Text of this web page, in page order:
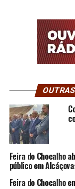
Feira do Chocalho
público em
Feira do Chocalho